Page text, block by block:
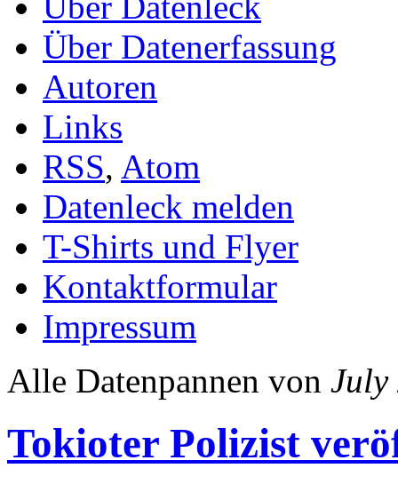
Über Datenerfassung
Autoren
Links
RSS, Atom
Datenleck melden
T-Shirts und Flyer
Kontaktformular
Impressum
Alle Datenpannen von July
Tokioter Polizist